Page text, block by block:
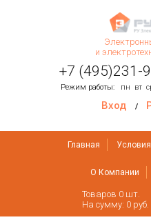
и
+7 (495)231-
Режим работы: пн вт
Вход /
Главная
О Компании
Товаров 0 шт.
На сумму: 0 руб.